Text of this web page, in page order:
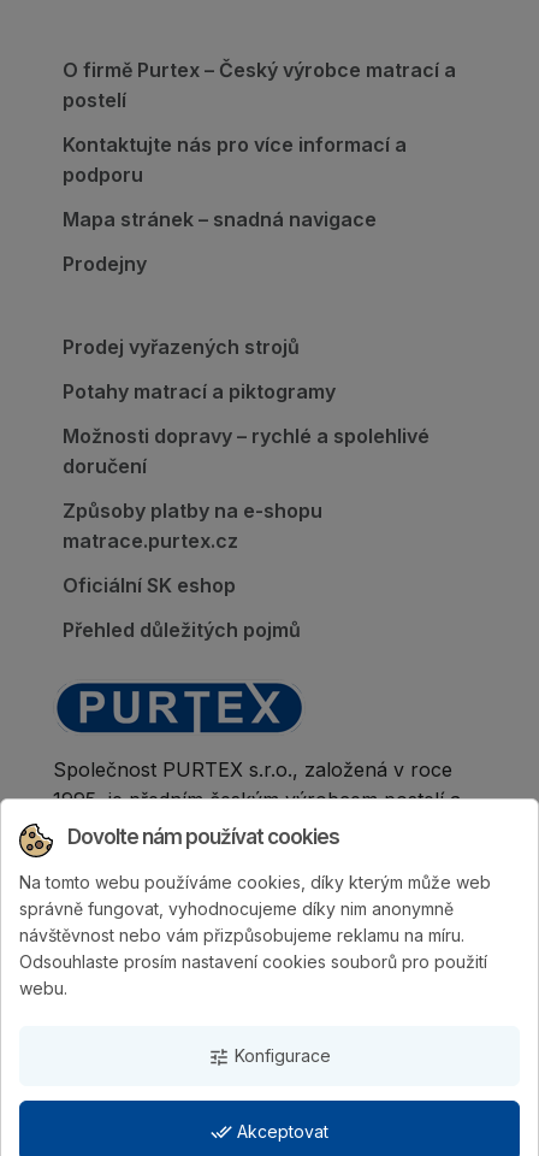
O firmě Purtex – Český výrobce matrací a
postelí
Kontaktujte nás pro více informací a
podporu
Mapa stránek – snadná navigace
Prodejny
Prodej vyřazených strojů
Potahy matrací a piktogramy
Možnosti dopravy – rychlé a spolehlivé
doručení
Způsoby platby na e-shopu
matrace.purtex.cz
Oficiální SK eshop
Přehled důležitých pojmů
Společnost PURTEX s.r.o., založená v roce
1995, je předním českým výrobcem postelí a
klinicky hodnocených matrací.
| Vytvořila digitální agentura
Dovolte nám používat cookies
Na tomto webu používáme cookies, díky kterým může web
správně fungovat, vyhodnocujeme díky nim anonymně
návštěvnost nebo vám přizpůsobujeme reklamu na míru.
Odsouhlaste prosím nastavení cookies souborů pro použití
webu.
tune Konfigurace
done_all Akceptovat